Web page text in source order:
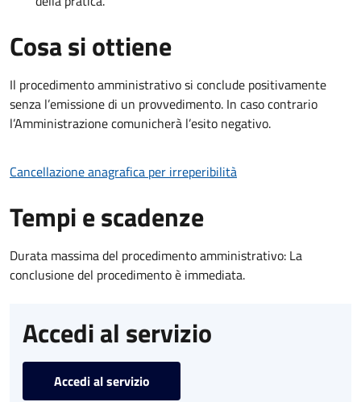
Cosa si ottiene
Il procedimento amministrativo si conclude positivamente
senza l’emissione di un provvedimento. In caso contrario
l’Amministrazione comunicherà l’esito negativo.
Cancellazione anagrafica per irreperibilità
Tempi e scadenze
Durata massima del procedimento amministrativo: La
conclusione del procedimento è immediata.
Accedi al servizio
Accedi al servizio